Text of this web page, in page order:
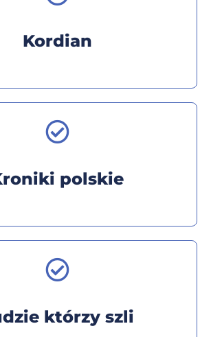
Kordian
polskie
którzy szli